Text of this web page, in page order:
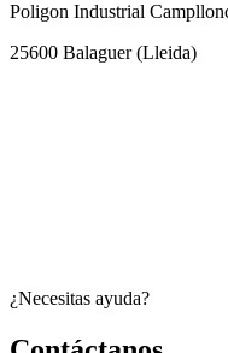
Poligon Industrial
25600 Balaguer(Lleida)
¿Necesitas ayuda?